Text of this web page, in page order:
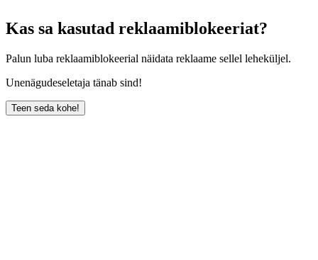
Kas sa kasutad reklaamiblokeeriat?
Palun luba reklaamiblokeerial näidata reklaame sellel leheküljel.
Unenägudeseletaja tänab sind!
Teen seda kohe!